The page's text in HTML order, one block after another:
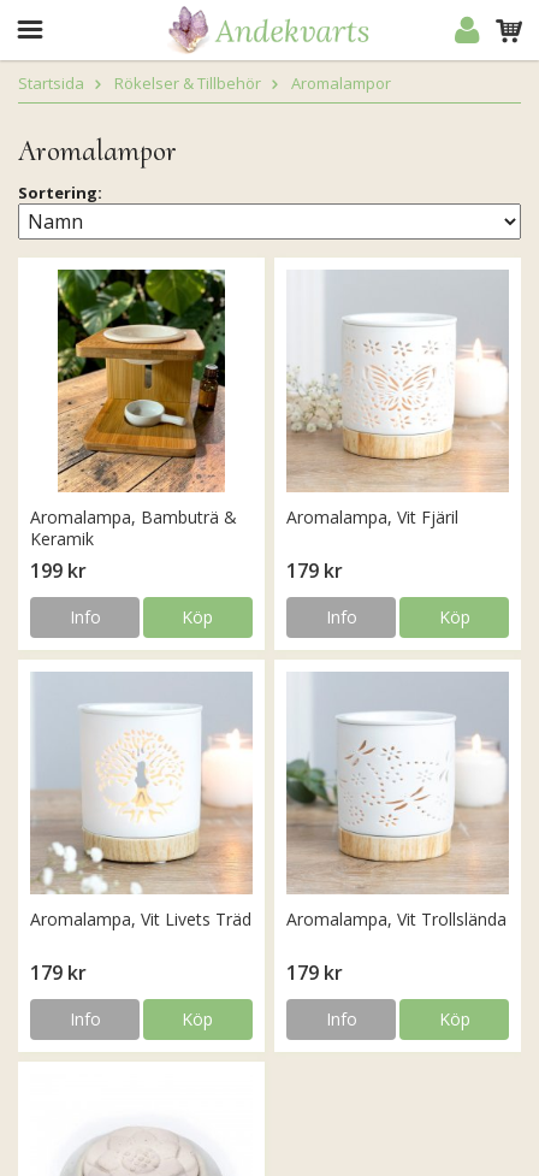
Startsida Rökelser & Tillbehör Aromalampor
Aromalampor
Sortering:
Aromalampa, Bambuträ &
Keramik
199 kr
Info Köp
Aromalampa, Vit Fjäril
179 kr
Info Köp
Aromalampa, Vit Livets Träd
179 kr
Info Köp
Aromalampa, Vit Trollslända
179 kr
Info Köp